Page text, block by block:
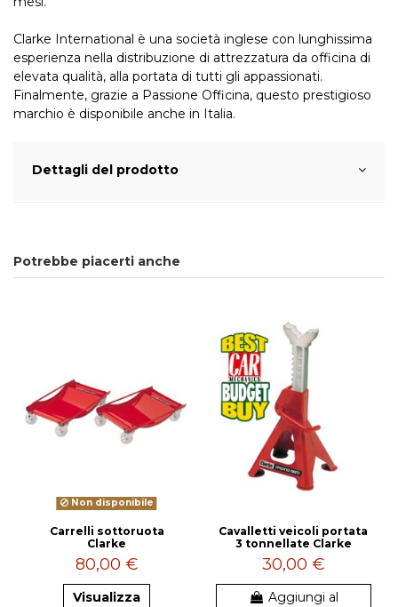
Clarke International è una società inglese con lunghissima
esperienza nella distribuzione di attrezzatura da officina di
elevata qualità, alla portata di tutti gli appassionati.
Finalmente, grazie a Passione Officina, questo prestigioso
marchio è disponibile anche in Italia.
Dettagli del prodotto
Potrebbe piacerti anche
Non disponibile
Carrelli sottoruota
Clarke
80,00 €
Visualizza
Cavalletti veicoli portata
3 tonnellate Clarke
30,00 €
Aggiungi al